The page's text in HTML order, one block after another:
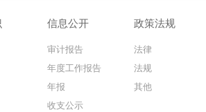
信息公开
审计报告
年度工作报告
年报
收支公示
政策法规
法律
法规
其他